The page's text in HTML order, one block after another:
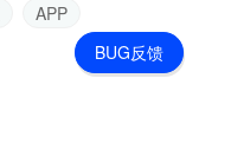
APP
BUG反馈